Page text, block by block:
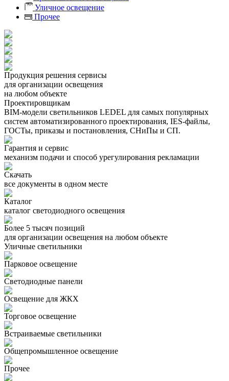
Уличное освещение
Прочее
Продукция решения сервисы
для организации освещения
на любом объекте
Проектировщикам
BIM-модели светильников LEDEL для самых популярных
систем автоматизированного проектирования, IES-файлы,
ГОСТы, приказы и постановления, СНиПы и СП.
Гарантия и сервис
механизм подачи и способ урегулирования рекламации
Скачать
все документы в одном месте
Каталог
каталог светодиодного освещения
Более 5 тысяч позиций
для организации освещения на любом объекте
Уличные светильники
Парковое освещение
Светодиодные панели
Освещение для ЖКХ
Торговое освещение
Встраиваемые светильники
Общепромышленное освещение
Прочее